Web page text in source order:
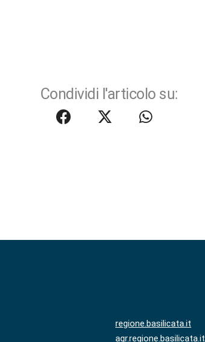
Condividi l'articolo su:
regione.basilicata.it
agr.regione.basilicata.it